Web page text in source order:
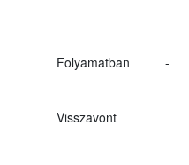
Folyamatban -
Visszavont